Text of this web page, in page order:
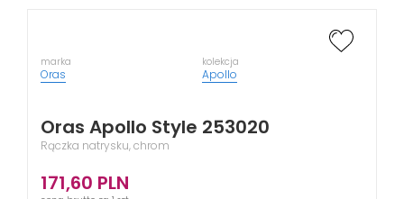
marka
Oras
kolekcja
Apollo
Oras Apollo Style 253020
Rączka natrysku, chrom
171,60 PLN